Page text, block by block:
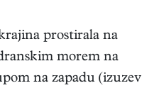
prostirala na
morem na
na zapadu (izuzev